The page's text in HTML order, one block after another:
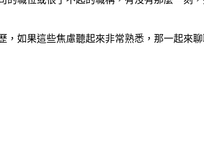
如果這些焦慮聽起來非常熟悉，那一起來聊